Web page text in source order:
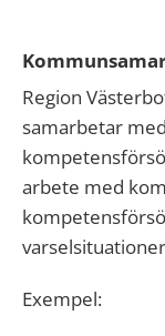
Region
samarbetar
arbete med
Exempel: